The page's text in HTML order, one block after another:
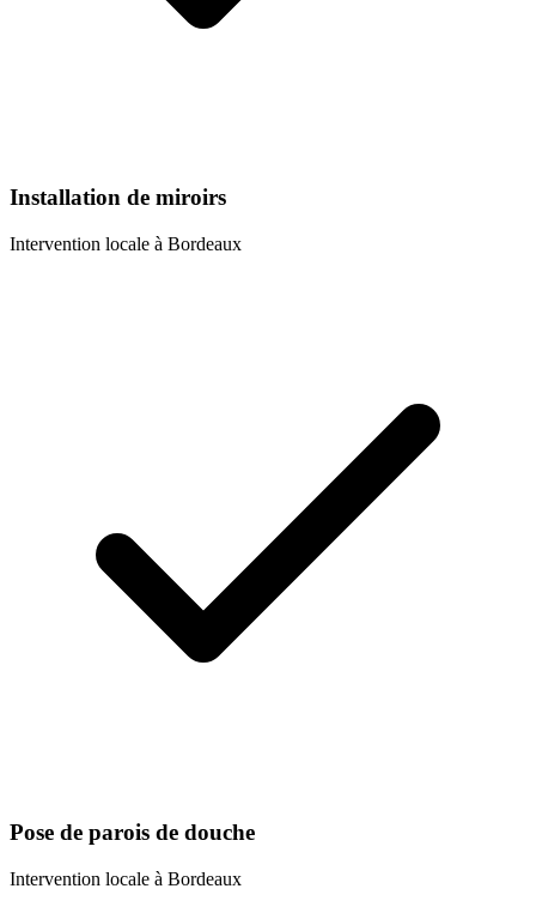
Installation de miroirs
Intervention locale à Bordeaux
Pose de parois de douche
Intervention locale à Bordeaux